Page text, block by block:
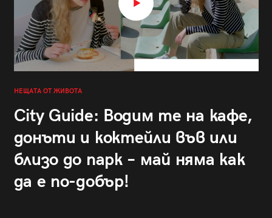
НЕЩАТА ОТ ЖИВОТА
City Guide: Водим те на кафе,
донъти и коктейли във или
близо до парк – май няма как
да е по-добър!